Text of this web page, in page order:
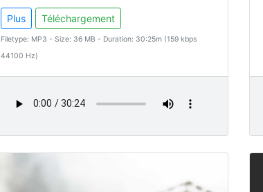
Plus Téléchargement
Filetype: MP3 - Size: 36 MB - Duration: 30:25m (159 kbps
44100 Hz)